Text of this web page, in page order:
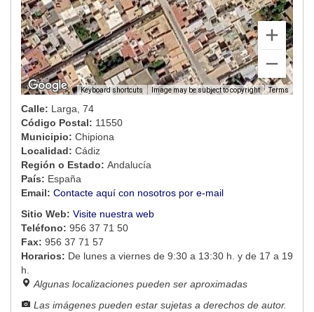
Keyboard shortcuts Image may be subject to copyright Terms
Calle: Larga, 74
Código Postal: 11550
Municipio: Chipiona
Localidad: Cádiz
Región o Estado: Andalucía
País: España
Email: Contacte aquí con nosotros por e-mail
Sitio Web: Visite nuestra web
Teléfono: 956 37 71 50
Fax: 956 37 71 57
Horarios: De lunes a viernes de 9:30 a 13:30 h. y de 17 a 19
h.
Algunas localizaciones pueden ser aproximadas
Las imágenes pueden estar sujetas a derechos de autor.